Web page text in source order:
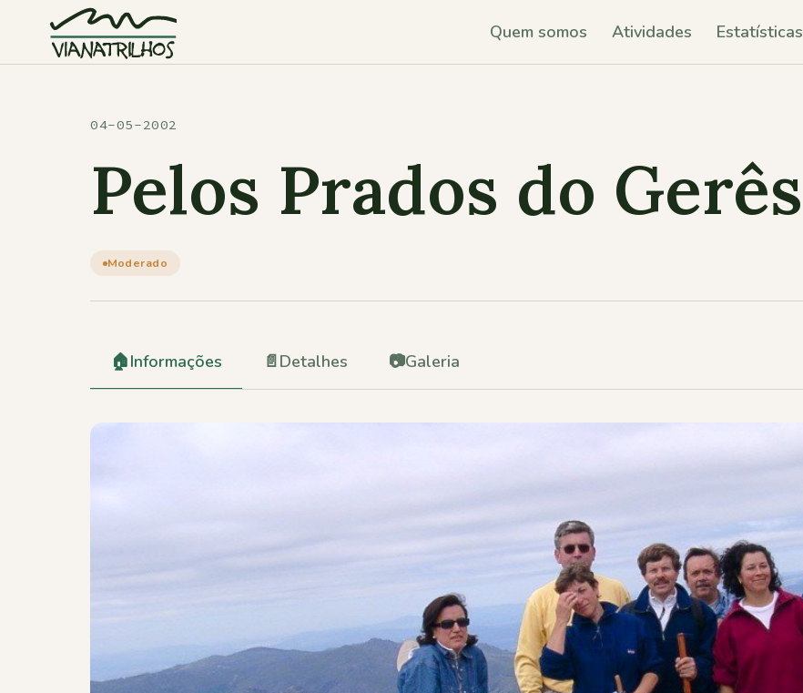
Quem somos Atividades Estatísticas
04-05-2002
Pelos Prados do Gerês
Moderado
🏠Informações 📄Detalhes 📷Galeria